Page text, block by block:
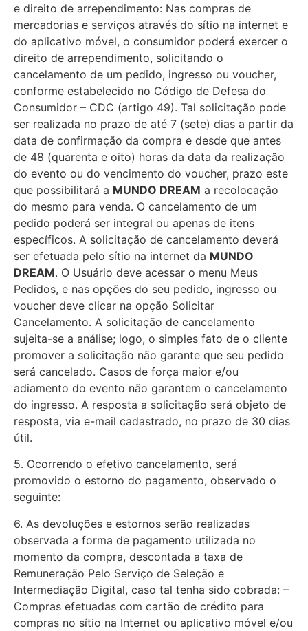
e direito de arrependimento: Nas compras de
mercadorias e serviços através do sítio na internet e
do aplicativo móvel, o consumidor poderá exercer o
direito de arrependimento, solicitando o
cancelamento de um pedido, ingresso ou voucher,
conforme estabelecido no Código de Defesa do
Consumidor – CDC (artigo 49). Tal solicitação pode
ser realizada no prazo de até 7 (sete) dias a partir da
data de confirmação da compra e desde que antes
de 48 (quarenta e oito) horas da data da realização
do evento ou do vencimento do voucher, prazo este
que possibilitará a MUNDO DREAM a recolocação
do mesmo para venda. O cancelamento de um
pedido poderá ser integral ou apenas de itens
específicos. A solicitação de cancelamento deverá
ser efetuada pelo sítio na internet da MUNDO
DREAM. O Usuário deve acessar o menu Meus
Pedidos, e nas opções do seu pedido, ingresso ou
voucher deve clicar na opção Solicitar
Cancelamento. A solicitação de cancelamento
sujeita-se a análise; logo, o simples fato de o cliente
promover a solicitação não garante que seu pedido
será cancelado. Casos de força maior e/ou
adiamento do evento não garantem o cancelamento
do ingresso. A resposta a solicitação será objeto de
resposta, via e-mail cadastrado, no prazo de 30 dias
útil.
5. Ocorrendo o efetivo cancelamento, será
promovido o estorno do pagamento, observado o
seguinte:
6. As devoluções e estornos serão realizadas
observada a forma de pagamento utilizada no
momento da compra, descontada a taxa de
Remuneração Pelo Serviço de Seleção e
Intermediação Digital, caso tal tenha sido cobrada: –
Compras efetuadas com cartão de crédito para
compras no sítio na Internet ou aplicativo móvel e/ou